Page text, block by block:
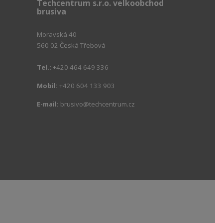
Techcentrum s.r.o. velkoobchod
brusiva
Moravská 40
560 02 Česká Třebová
Tel.: +420 464 649 336
Mobil: +420 604 133 903
E-mail: brusivo@techcentrum.cz